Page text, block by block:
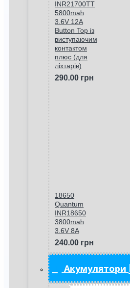
INR21700TT
5800mah
3.6V 12A
Button Top із
виступаючим
контактом
плюс (для
ліхтарів)
290.00 грн
18650
Quantum
INR18650
3800mah
3.6V 8A
240.00 грн
Акумулятори